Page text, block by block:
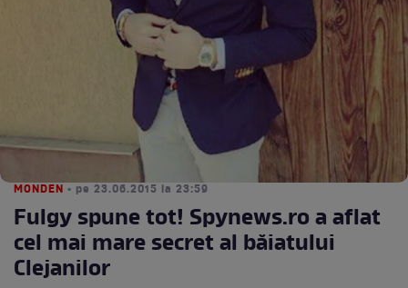
MONDEN • pe 23.06.2015 la 23:59
Fulgy spune tot! Spynews.ro a aflat
cel mai mare secret al băiatului
Clejanilor